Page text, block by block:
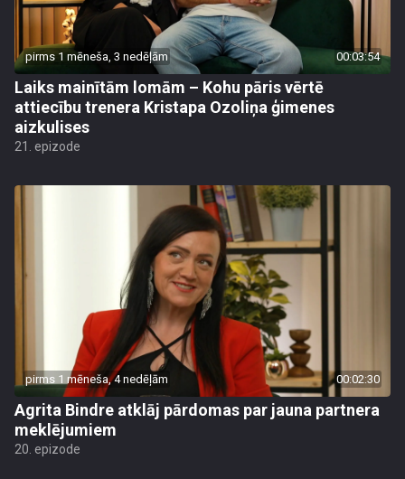
pirms 1 mēneša, 3 nedēļām 00:03:54
Laiks mainītām lomām – Kohu pāris vērtē
attiecību trenera Kristapa Ozoliņa ģimenes
aizkulises
21. epizode
pirms 1 mēneša, 4 nedēļām 00:02:30
Agrita Bindre atklāj pārdomas par jauna partnera
meklējumiem
20. epizode